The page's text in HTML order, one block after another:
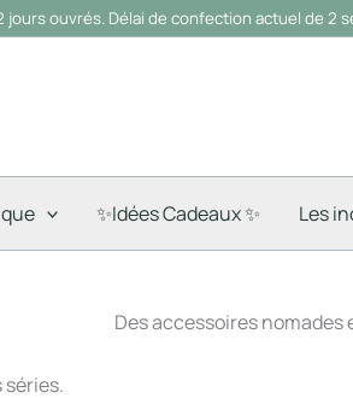
jours ouvrés. Délai de confection actuel de 2
✨Idées Cadeaux ✨ Les
Des accessoires